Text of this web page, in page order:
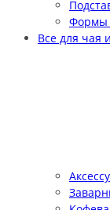
Формы
Все для чая